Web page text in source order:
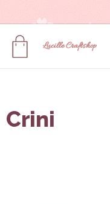
LucilleCraftshop
Crini